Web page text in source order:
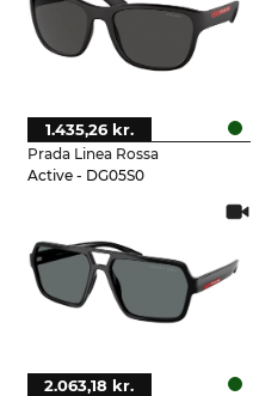
Prada Linea Rossa
Active - DG05S0
1.435,26 kr.
2.063,18 kr.